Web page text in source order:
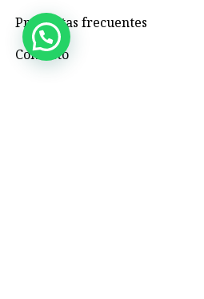
Preguntas frecuentes
Contacto